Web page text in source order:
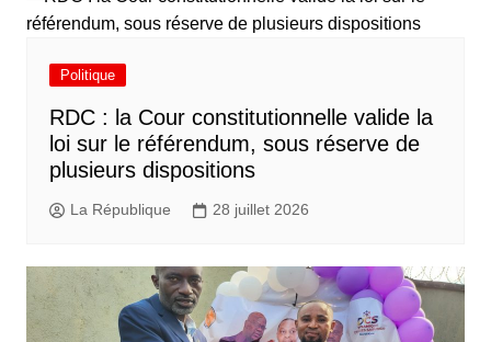
Politique
RDC : la Cour constitutionnelle valide la
loi sur le référendum, sous réserve de
plusieurs dispositions
La République 28 juillet 2026